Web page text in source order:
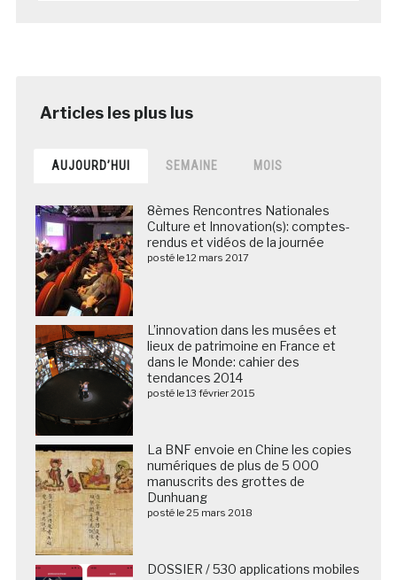
AUJOURD’HUI SEMAINE MOIS
8èmes Rencontres Nationales
Culture et Innovation(s): comptes-
rendus et vidéos de la journée
posté le 12 mars 2017
L’innovation dans les musées et
lieux de patrimoine en France et
dans le Monde: cahier des
tendances 2014
posté le 13 février 2015
La BNF envoie en Chine les copies
numériques de plus de 5 000
manuscrits des grottes de
Dunhuang
posté le 25 mars 2018
DOSSIER / 530 applications mobiles